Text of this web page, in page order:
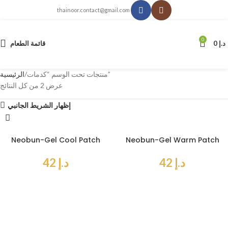
thainoor.contact@gmail.com
قائمة الطعام 0 د.إ
الرئيسية
منتجات تحت الوسم “كدمات”
عرض ⁦2⁩ من كل النتائج
إظهار الشريط الجانبي
Neobun-Gel Cool Patch
د.إ
Neobun-Gel Warm Patch
د.إ